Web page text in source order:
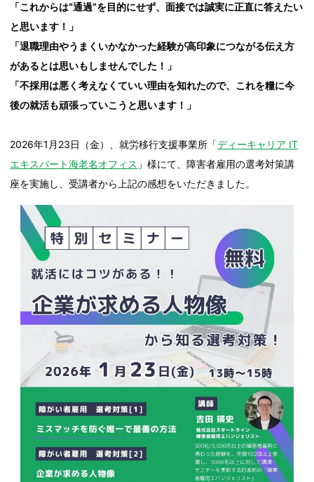
「これからは“通過”を目的にせず、面接では誠実に正直に答えたい
と思います！」
「退職理由やうまくいかなかった経験が高印象につながる伝え方
があるとは思いもしませんでした！」
「不採用は悪く考えなくていい理由を知れたので、これを糧に今
後の就活も頑張っていこうと思います！」
2026年1月23日（金）、就労移行支援事業所「ディーキャリア IT
エキスパート海老名オフィス 」様にて、障害者雇用の選考対策講
座を実施し、受講者から上記の感想をいただきました。